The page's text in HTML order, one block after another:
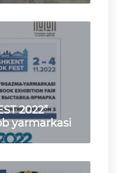
2022”
yarmarkasi